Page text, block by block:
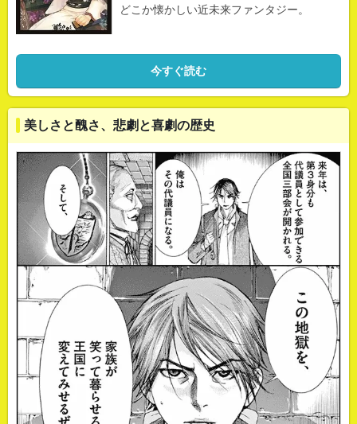
どこか懐かしい近未来ファンタジー。
今すぐ読む
美しさと醜さ、悲劇と喜劇の歴史